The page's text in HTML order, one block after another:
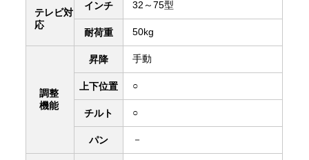
テレビ対
応
インチ 32～75型
耐荷重 50kg
調整
機能
昇降 手動
上下位置 ○
チルト ○
パン －